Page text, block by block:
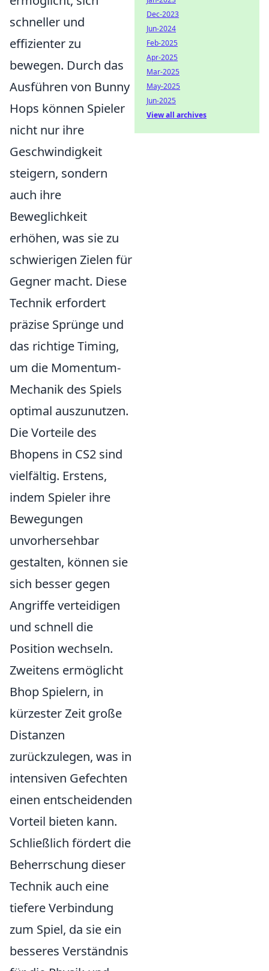
schneller und
effizienter zu
bewegen. Durch das
Ausführen von Bunny
Hops können Spieler
nicht nur ihre
Geschwindigkeit
steigern, sondern
auch ihre
Beweglichkeit
erhöhen, was sie zu
schwierigen Zielen für
Gegner macht. Diese
Technik erfordert
präzise Sprünge und
das richtige Timing,
um die Momentum-
Mechanik des Spiels
optimal auszunutzen.
Die Vorteile des
Bhopens in CS2 sind
vielfältig. Erstens,
indem Spieler ihre
Bewegungen
unvorhersehbar
gestalten, können sie
sich besser gegen
Angriffe verteidigen
und schnell die
Position wechseln.
Zweitens ermöglicht
Bhop Spielern, in
kürzester Zeit große
Distanzen
zurückzulegen, was in
intensiven Gefechten
einen entscheidenden
Vorteil bieten kann.
Schließlich fördert die
Beherrschung dieser
Technik auch eine
tiefere Verbindung
zum Spiel, da sie ein
besseres Verständnis
Dec-2023
Jun-2024
Feb-2025
Apr-2025
Mar-2025
May-2025
Jun-2025
View all archives